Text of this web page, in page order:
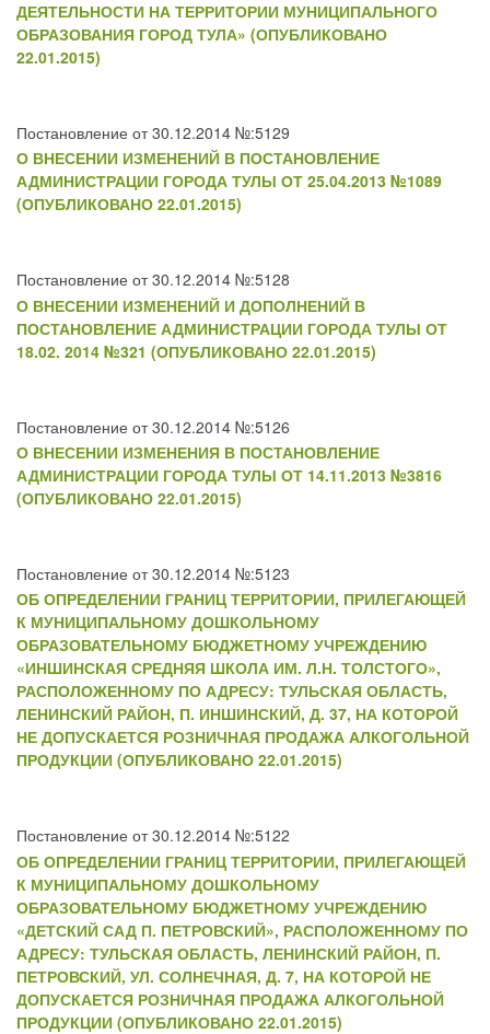
ДЕЯТЕЛЬНОСТИ НА ТЕРРИТОРИИ МУНИЦИПАЛЬНОГО
ОБРАЗОВАНИЯ ГОРОД ТУЛА» (ОПУБЛИКОВАНО
22.01.2015)
Постановление от 30.12.2014 №:5129
О ВНЕСЕНИИ ИЗМЕНЕНИЙ В ПОСТАНОВЛЕНИЕ
АДМИНИСТРАЦИИ ГОРОДА ТУЛЫ ОТ 25.04.2013 №1089
(ОПУБЛИКОВАНО 22.01.2015)
Постановление от 30.12.2014 №:5128
О ВНЕСЕНИИ ИЗМЕНЕНИЙ И ДОПОЛНЕНИЙ В
ПОСТАНОВЛЕНИЕ АДМИНИСТРАЦИИ ГОРОДА ТУЛЫ ОТ
18.02. 2014 №321 (ОПУБЛИКОВАНО 22.01.2015)
Постановление от 30.12.2014 №:5126
О ВНЕСЕНИИ ИЗМЕНЕНИЯ В ПОСТАНОВЛЕНИЕ
АДМИНИСТРАЦИИ ГОРОДА ТУЛЫ ОТ 14.11.2013 №3816
(ОПУБЛИКОВАНО 22.01.2015)
Постановление от 30.12.2014 №:5123
ОБ ОПРЕДЕЛЕНИИ ГРАНИЦ ТЕРРИТОРИИ, ПРИЛЕГАЮЩЕЙ
К МУНИЦИПАЛЬНОМУ ДОШКОЛЬНОМУ
ОБРАЗОВАТЕЛЬНОМУ БЮДЖЕТНОМУ УЧРЕЖДЕНИЮ
«ИНШИНСКАЯ СРЕДНЯЯ ШКОЛА ИМ. Л.Н. ТОЛСТОГО»,
РАСПОЛОЖЕННОМУ ПО АДРЕСУ: ТУЛЬСКАЯ ОБЛАСТЬ,
ЛЕНИНСКИЙ РАЙОН, П. ИНШИНСКИЙ, Д. 37, НА КОТОРОЙ
НЕ ДОПУСКАЕТСЯ РОЗНИЧНАЯ ПРОДАЖА АЛКОГОЛЬНОЙ
ПРОДУКЦИИ (ОПУБЛИКОВАНО 22.01.2015)
Постановление от 30.12.2014 №:5122
ОБ ОПРЕДЕЛЕНИИ ГРАНИЦ ТЕРРИТОРИИ, ПРИЛЕГАЮЩЕЙ
К МУНИЦИПАЛЬНОМУ ДОШКОЛЬНОМУ
ОБРАЗОВАТЕЛЬНОМУ БЮДЖЕТНОМУ УЧРЕЖДЕНИЮ
«ДЕТСКИЙ САД П. ПЕТРОВСКИЙ», РАСПОЛОЖЕННОМУ ПО
АДРЕСУ: ТУЛЬСКАЯ ОБЛАСТЬ, ЛЕНИНСКИЙ РАЙОН, П.
ПЕТРОВСКИЙ, УЛ. СОЛНЕЧНАЯ, Д. 7, НА КОТОРОЙ НЕ
ДОПУСКАЕТСЯ РОЗНИЧНАЯ ПРОДАЖА АЛКОГОЛЬНОЙ
ПРОДУКЦИИ (ОПУБЛИКОВАНО 22.01.2015)